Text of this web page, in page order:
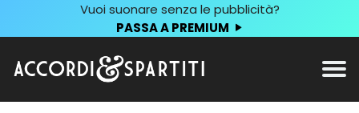
Vuoi suonare senza le pubblicità?
PASSA A PREMIUM